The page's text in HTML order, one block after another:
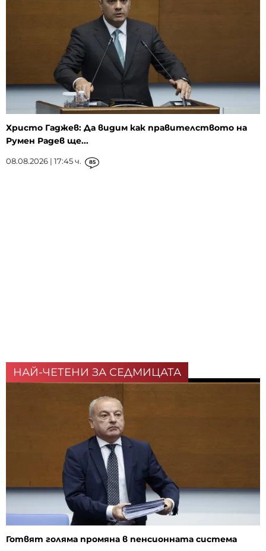
Христо Гаджев: Да видим как правителството на
Румен Радев ще...
08.08.2026 | 17:45 ч. 85
НАЙ-ЧЕТЕНИ ЗА СЕДМИЦАТА
Готвят голяма промяна в пенсионната система